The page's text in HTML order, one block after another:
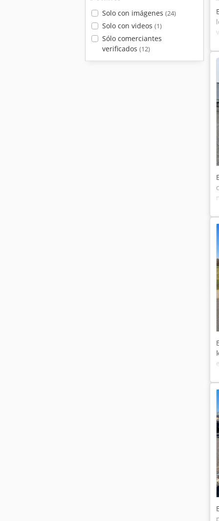
Solo con imágenes (24)
Solo con videos (1)
Sólo comerciantes
verificados (12)